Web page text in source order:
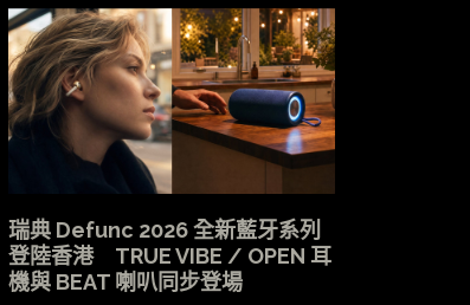
瑞典 Defunc 2026 全新藍牙系列
登陸香港 TRUE VIBE / OPEN 耳
機與 BEAT 喇叭同步登場